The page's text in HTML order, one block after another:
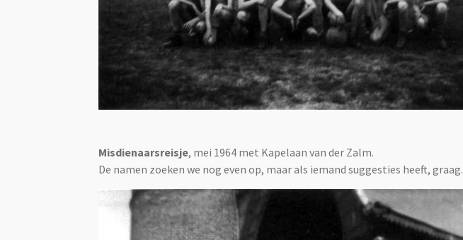
Misdienaarsreisje, mei 1964 met Kapelaan van der Zalm.
De namen zoeken we nog even op, maar als iemand suggesties heeft, graag.